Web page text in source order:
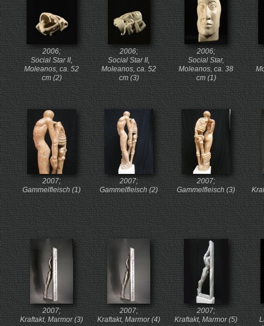
2006;
Social Star II,
Moleanos, ca. 52
cm (2)
2006;
Social Star II,
Moleanos, ca. 52
cm (3)
2006;
Social Star,
Moleanos, ca. 38
cm (1)
2007;
Gammelfleisch (1)
2007;
Gammelfleisch (2)
2007;
Gammelfleisch (3)
2007;
Kraftakt, Marmor (3)
2007;
Kraftakt, Marmor (4)
2007;
Kraftakt, Marmor (5)